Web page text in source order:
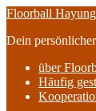
Zur
springen
Zum
springen
Floorball
Dein
über
Häufig